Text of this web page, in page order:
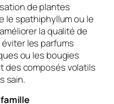
de plantes
le spathiphyllum ou le
la qualité de
éviter les parfums
ou les bougies
des composés volatils
sain.